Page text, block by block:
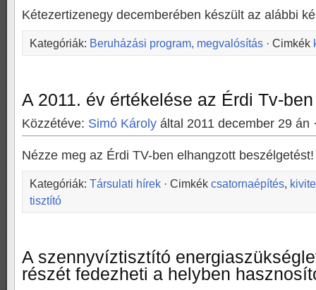
Kétezertizenegy decemberében készült az alábbi
Kategóriák: Beruházási program, megvalósítás · Cimkék
A 2011. év értékelése az Érdi Tv-ben
Közzétéve: Simó Károly által 2011 december 29 án
Nézze meg az Érdi TV-ben elhangzott beszélgetést!
Kategóriák: Társulati hírek · Cimkék csatornaépítés,
tisztító
A szennyvíztisztító
részét fedezheti a helyben